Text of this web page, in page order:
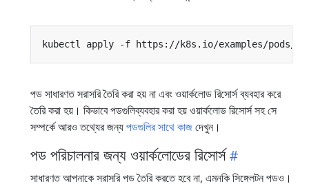
পড সাধারণত সরাসরি তৈরি করা হয় না এবং ওয়ার্কলোড রিসোর্স ব্যবহার করে
তৈরি করা হয়। কিভাবে পডগুলিব্যবহার করা হয় ওয়ার্কলোড রিসোর্স সহ সে
সম্পর্কে আরও তথ্যের জন্যপডগুলির সাথে কাজদেখুন।
পড পরিচালনার জন্য ওয়ার্কলোডের রিসোর্স
সাধারণত আপনাকে সরাসরি পড তৈরি করতে হবে না, এমনকি সিঙ্গেলটন পডও।